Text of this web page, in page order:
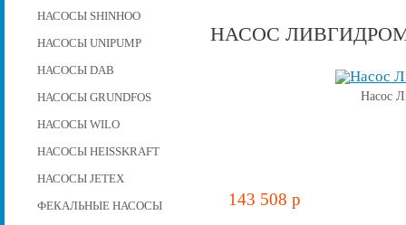
НАСОСЫ SHINHOO
НАСОСЫ UNIPUMP
НАСОСЫ DAB
НАСОСЫ GRUNDFOS
НАСОСЫ WILO
НАСОСЫ HEISSKRAFT
НАСОСЫ JETEX
ФЕКАЛЬНЫЕ НАСОСЫ
НАСОС
Насос
143 508 p